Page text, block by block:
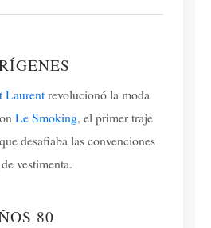
Laurentrevolucionó la moda
Le Smoking, el primer traje
desafiaba las convenciones
vestimenta.
80